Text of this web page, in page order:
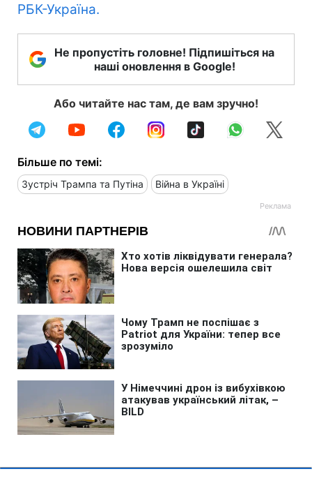
РБК-Україна.
Не пропустіть головне! Підпишіться на
наші оновлення в Google!
Або читайте нас там, де вам зручно!
Більше по темі:
Зустріч Трампа та Путіна Війна в Україні